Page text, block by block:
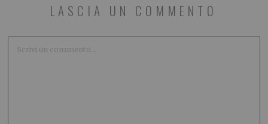
LASCIA UN COMMENTO